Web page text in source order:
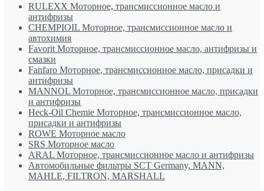
RULEXX Моторное, трансмиссионное масло и
антифризы
CHEMPIOIL Моторное, трансмиссионное масло и
автохимия
Favorit Моторное, трансмиссионное масло, антифризы и
смазки
Fanfaro Моторное, трансмиссионное масло, присадки и
антифризы
MANNOL Моторное, трансмиссионное масло, присадки
и антифризы
Heck-Oil Chemie Моторное, трансмиссионное масло,
присадки и антифризы
ROWE Моторное масло
SRS Моторное масло
ARAL Моторное, трансмиссионное масло и антифризы
Автомобильные фильтры SCT Germany, MANN,
MAHLE, FILTRON, MARSHALL